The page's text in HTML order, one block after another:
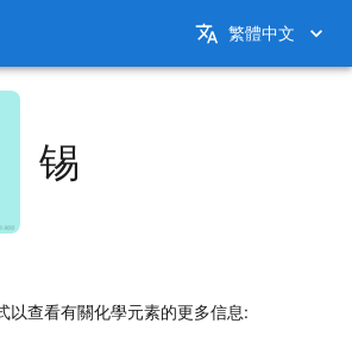
繁體中文
锡
以查看有關化學元素的更多信息: